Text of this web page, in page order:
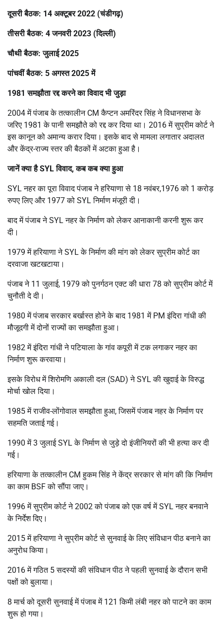
दूसरी बैठक: 14 अक्टूबर 2022 (चंडीगढ़)
तीसरी बैठक: 4 जनवरी 2023 (दिल्ली)
चौथी बैठक: जुलाई 2025
पांचवीं बैठक: 5 अगस्त 2025 में
1981 समझौता रद्द करने का विवाद भी जुड़ा
2004 में पंजाब के तत्कालीन CM कैप्टन अमरिंदर सिंह ने विधानसभा के
जरिए 1981 के पानी समझौते को रद्द कर दिया था। 2016 में सुप्रीम कोर्ट ने
इस कानून को अमान्य करार दिया। इसके बाद से मामला लगातार अदालत
और केंद्र-राज्य स्तर की बैठकों में अटका हुआ है।
जानें क्या है SYL विवाद, कब कब क्या हुआ
SYL नहर का पूरा विवाद पंजाब ने हरियाणा से 18 नवंबर,1976 को 1 करोड़
रुपए लिए और 1977 को SYL निर्माण मंजूरी दी।
बाद में पंजाब ने SYL नहर के निर्माण को लेकर आनाकानी करनी शुरू कर
दी।
1979 में हरियाणा ने SYL के निर्माण की मांग को लेकर सुप्रीम कोर्ट का
दरवाजा खटखटाया।
पंजाब ने 11 जुलाई, 1979 को पुनर्गठन एक्ट की धारा 78 को सुप्रीम कोर्ट में
चुनौती दे दी।
1980 में पंजाब सरकार बर्खास्त होने के बाद 1981 में PM इंदिरा गांधी की
मौजूदगी में दोनों राज्यों का समझौता हुआ।
1982 में इंदिरा गांधी ने पटियाला के गांव कपूरी में टक लगाकर नहर का
निर्माण शुरू करवाया।
इसके विरोध में शिरोमणि अकाली दल (SAD) ने SYL की खुदाई के विरुद्ध
मोर्चा खोल दिया।
1985 में राजीव-लोंगोवाल समझौता हुआ, जिसमें पंजाब नहर के निर्माण पर
सहमति जताई गई।
1990 में 3 जुलाई SYL के निर्माण से जुड़े दो इंजीनियरों की भी हत्या कर दी
गई।
हरियाणा के तत्कालीन CM हुकम सिंह ने केंद्र सरकार से मांग की कि निर्माण
का काम BSF को सौंपा जाए।
1996 में सुप्रीम कोर्ट ने 2002 को पंजाब को एक वर्ष में SYL नहर बनवाने
के निर्देश दिए।
2015 में हरियाणा ने सुप्रीम कोर्ट से सुनवाई के लिए संविधान पीठ बनाने का
अनुरोध किया।
2016 में गठित 5 सदस्यों की संविधान पीठ ने पहली सुनवाई के दौरान सभी
पक्षों को बुलाया।
8 मार्च को दूसरी सुनवाई में पंजाब में 121 किमी लंबी नहर को पाटने का काम
शुरू हो गया।